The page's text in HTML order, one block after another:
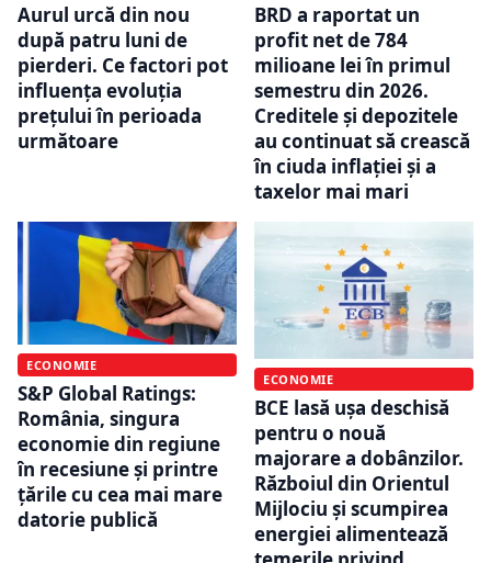
Aurul urcă din nou
după patru luni de
pierderi. Ce factori pot
influența evoluția
prețului în perioada
următoare
BRD a raportat un
profit net de 784
milioane lei în primul
semestru din 2026.
Creditele și depozitele
au continuat să crească
în ciuda inflației și a
taxelor mai mari
ECONOMIE
S&P Global Ratings:
România, singura
economie din regiune
în recesiune și printre
țările cu cea mai mare
datorie publică
ECONOMIE
BCE lasă ușa deschisă
pentru o nouă
majorare a dobânzilor.
Războiul din Orientul
Mijlociu și scumpirea
energiei alimentează